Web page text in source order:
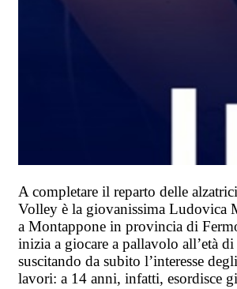
A completare il reparto delle
Volley è la giovanissima Ludovica
a Montappone in provincia di
inizia a giocare a pallavolo all’età
suscitando da subito l’interesse
lavori: a 14 anni, infatti, esordisce